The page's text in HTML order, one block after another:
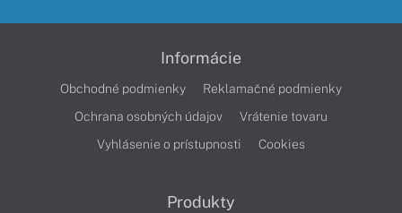
Informácie
Obchodné podmienky
Reklamačné podmienky
Ochrana osobných údajov
Vrátenie tovaru
Vyhlásenie o prístupnosti
Cookies
Produkty